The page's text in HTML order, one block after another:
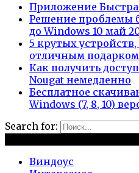
Приложение
Решение проблемы
до Windows 10 май
5 крутых
отличным
Как получить
Nougat немедленно
Бесплатное
Windows (7, 8, 10)
Search for:
Виндоус